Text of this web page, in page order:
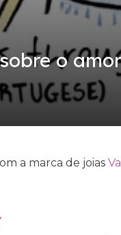
o
a marca de joias